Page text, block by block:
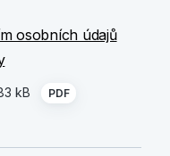
osobních údajů
kB PDF